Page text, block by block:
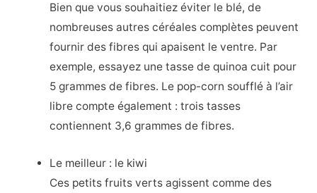
Bien que vous souhaitiez éviter le blé, de
nombreuses autres céréales complètes peuvent
fournir des fibres qui apaisent le ventre. Par
exemple, essayez une tasse de quinoa cuit pour
5 grammes de fibres. Le pop-corn soufflé à l’air
libre compte également : trois tasses
contiennent 3,6 grammes de fibres.
Le meilleur : le kiwi
Ces petits fruits verts agissent comme des